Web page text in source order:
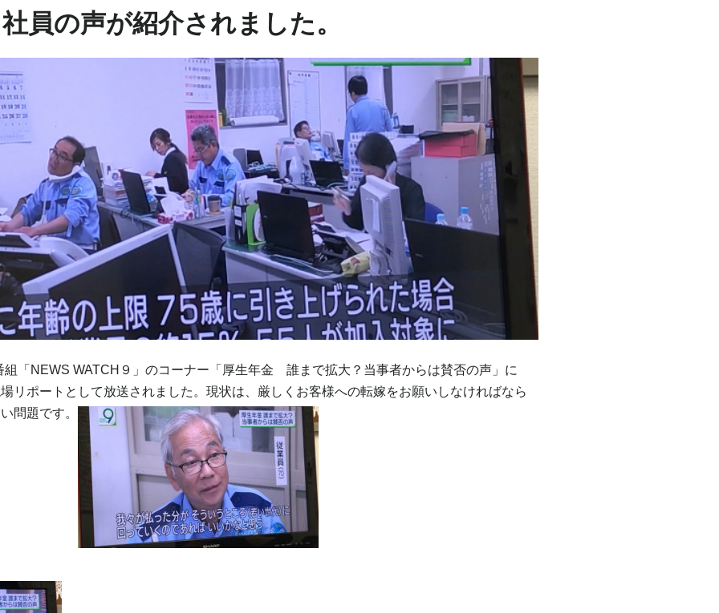
員の声が紹介されました。
「NEWS WATCH９」のコーナー「厚生年金 誰まで拡大？当事者からは賛否の声」に
リポートとして放送されました。現状は、厳しくお客様への転嫁をお願いしなければなら
問題です。